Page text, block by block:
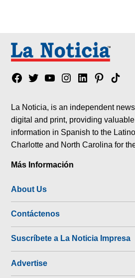
Facebook
TwitterYouTubeInstagram
LinkedinPinterest
Tik
La Noticia, is an independent
digital and print, providing
information in Spanish to the
Charlotte and North Carolina for
Más Información
About Us
Contáctenos
Suscríbete a La Noticia Impresa
Advertise